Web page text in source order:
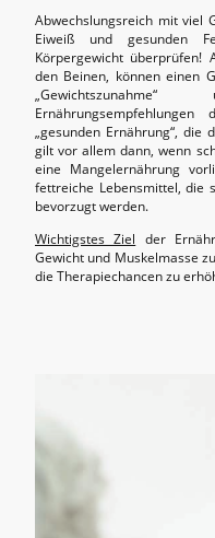
Abwechslungsreich mit viel
Eiweiß und gesunden
Körpergewicht überprüfen!
den Beinen, können einen
„gesunden Ernährung“, die
gilt vor allem dann, wenn
eine Mangelernährung
fettreiche Lebensmittel, die
bevorzugt werden.
Wichtigstes Ziel der
Gewicht und Muskelmasse
die Therapiechancen zu